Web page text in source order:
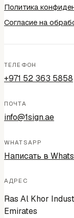
Политика
Согласие на
ТЕЛЕФОН
+971 52 363 5858
ПОЧТА
info@1sign.ae
WHATSAPP
Написать в
АДРЕС
Ras Al Khor
Emirates